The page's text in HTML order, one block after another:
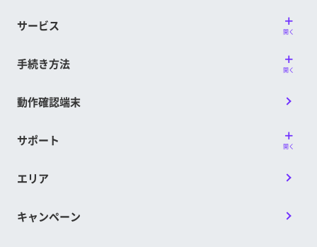
サービス 開く
手続き方法 開く
動作確認端末
サポート 開く
エリア
キャンペーン